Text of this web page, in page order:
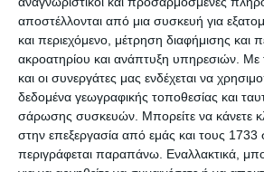
αποστέλλονται από μια συσκευή για
και περιεχόμενο, μέτρηση διαφήμισης και
ακροατηρίου και ανάπτυξη υπηρεσιών. Με
και οι συνεργάτες μας ενδέχεται να
δεδομένα γεωγραφικής τοποθεσίας και
σάρωσης συσκευών. Μπορείτε να κάνετε
στην επεξεργασία από εμάς και τους
περιγράφεται παραπάνω. Εναλλακτικά,
Κατηγορίες